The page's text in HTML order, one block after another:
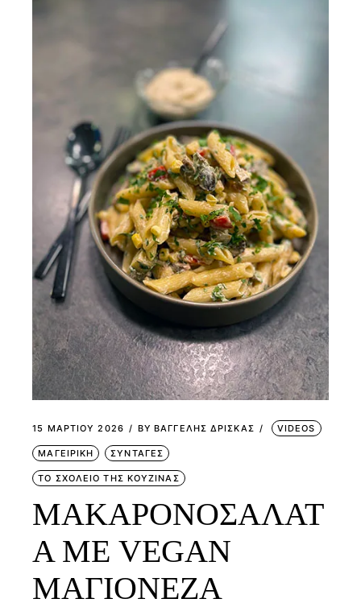
15 ΜΑΡΤΊΟΥ 2026 BY ΒΑΓΓΕΛΗΣ ΔΡΙΣΚΑΣ VIDEOS
ΜΑΓΕΙΡΙΚΗ ΣΥΝΤΑΓΕΣ
ΤΟ ΣΧΟΛΕΙΟ ΤΗΣ ΚΟΥΖΙΝΑΣ
ΜΑΚΑΡΟΝΟΣΑΛΑΤ
Α ΜΕ VEGAN
ΜΑΓΙΟΝΕΖΑ